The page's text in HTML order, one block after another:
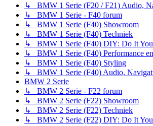
↳ BMW 1 Serie (F20 / F21) Audio,
↳ BMW 1 Serie - F40 forum
↳ BMW 1 Serie (F40) Showroom
↳ BMW 1 Serie (F40) Techniek
↳ BMW 1 Serie (F40) DIY: Do It
↳ BMW 1 Serie (F40) Performance
↳ BMW 1 Serie (F40) Styling
↳ BMW 1 Serie (F40) Audio,
BMW 2 Serie
↳ BMW 2 Serie - F22 forum
↳ BMW 2 Serie (F22) Showroom
↳ BMW 2 Serie (F22) Techniek
↳ BMW 2 Serie (F22) DIY: Do It